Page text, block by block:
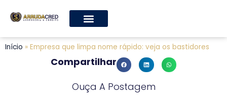
Início » Empresa que limpa nome rápido: veja os bastidores
Compartilhar
Ouça A Postagem